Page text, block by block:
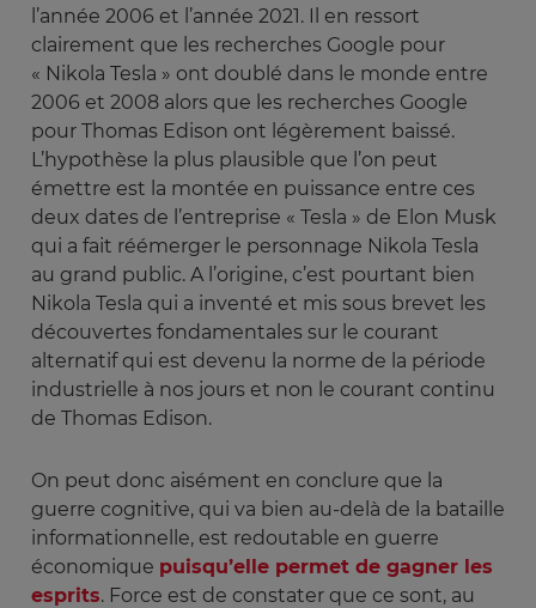
l’année 2006 et l’année 2021. Il en ressort
clairement que les recherches Google pour
« Nikola Tesla » ont doublé dans le monde entre
2006 et 2008 alors que les recherches Google
pour Thomas Edison ont légèrement baissé.
L’hypothèse la plus plausible que l’on peut
émettre est la montée en puissance entre ces
deux dates de l’entreprise « Tesla » de Elon Musk
qui a fait réémerger le personnage Nikola Tesla
au grand public. A l’origine, c’est pourtant bien
Nikola Tesla qui a inventé et mis sous brevet les
découvertes fondamentales sur le courant
alternatif qui est devenu la norme de la période
industrielle à nos jours et non le courant continu
de Thomas Edison.
On peut donc aisément en conclure que la
guerre cognitive, qui va bien au-delà de la bataille
informationnelle, est redoutable en guerre
économique puisqu’elle permet de gagner les
esprits. Force est de constater que ce sont, au